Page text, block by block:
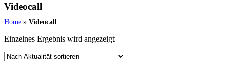
Videocall
Home » Videocall
Einzelnes Ergebnis wird angezeigt